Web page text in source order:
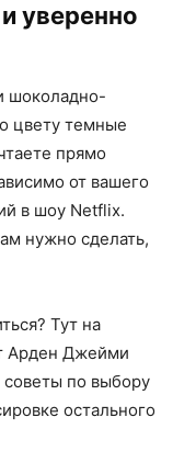
уверенно
шоколадно-
цвету темные
прямо
от вашего
в шоу Netflix.
нужно сделать,
Тут на
Арден Джейми
по выбору
остального